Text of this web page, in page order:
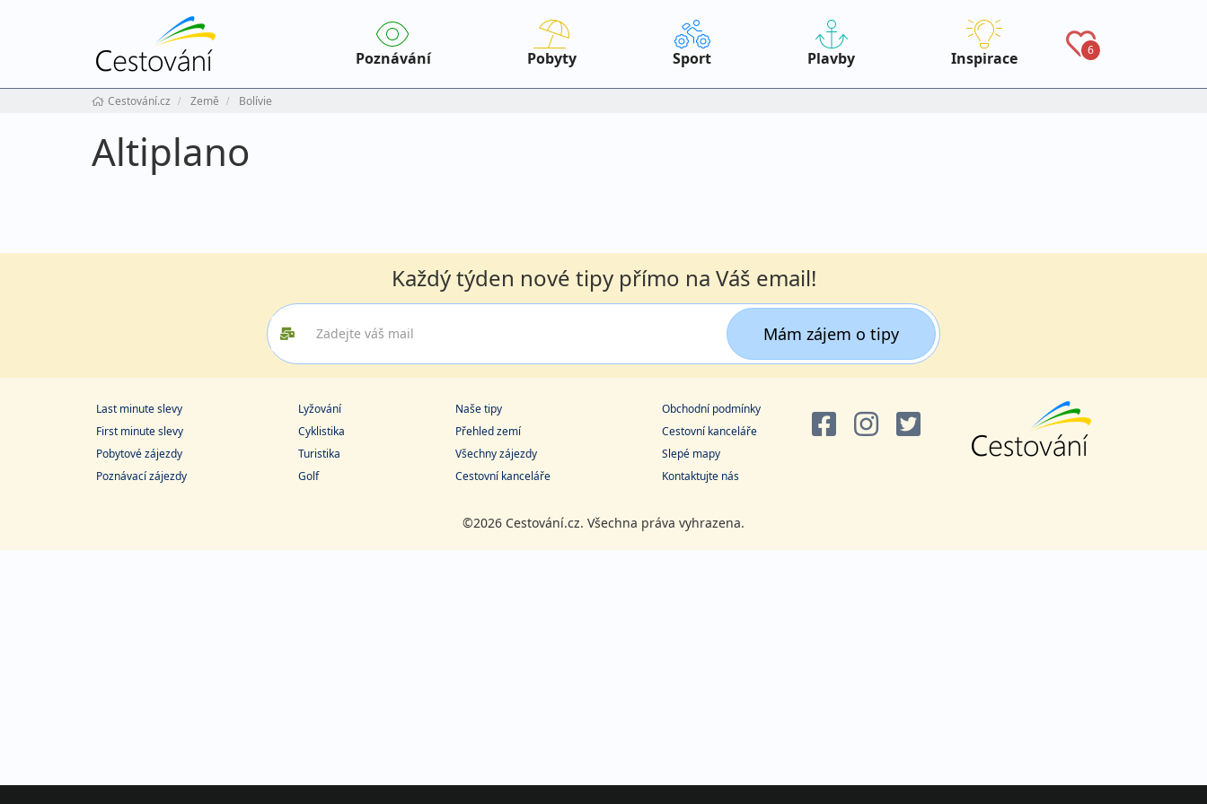
Poznávání Pobyty Sport Plavby Inspirace 6
Cestování.cz Země Bolívie
Altiplano
Každý týden nové tipy přímo na Váš email!
Mám zájem o tipy
Last minute slevy
First minute slevy
Pobytové zájezdy
Poznávací zájezdy
Lyžování
Cyklistika
Turistika
Golf
Naše tipy
Přehled zemí
Všechny zájezdy
Cestovní kanceláře
Obchodní podmínky
Cestovní kanceláře
Slepé mapy
Kontaktujte nás
©2026 Cestování.cz. Všechna práva vyhrazena.